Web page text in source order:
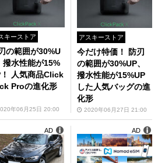
キーストア
の範囲が30%U
撥水性能が15%
人気商品Click
Proの進化形
年06月25日 20:00
アスキーストア
今だけ特価！ 防刃
の範囲が30%UP、
撥水性能が15%UP
した人気バッグの進
化形
2020年06月27日 21:00
AD AD